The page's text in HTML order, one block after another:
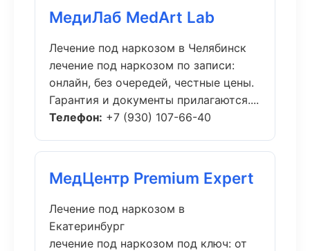
МедиЛаб MedArt Lab
Лечение под наркозом в Челябинск
лечение под наркозом по записи:
онлайн, без очередей, честные цены.
Гарантия и документы прилагаются....
Телефон: +7 (930) 107-66-40
МедЦентр Premium Expert
Лечение под наркозом в
Екатеринбург
лечение под наркозом под ключ: от